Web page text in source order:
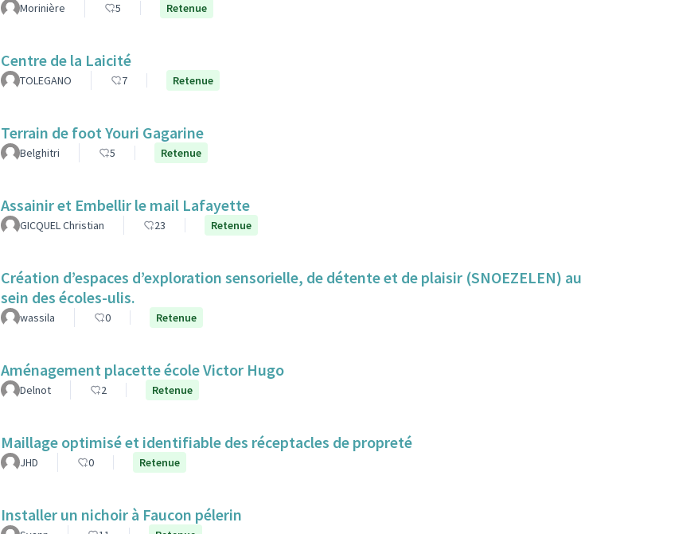
Morinière 5 Retenue
Centre de la Laicité
TOLEGANO 7 Retenue
Terrain de foot Youri Gagarine
Belghitri 5 Retenue
Assainir et Embellir le mail Lafayette
GICQUEL Christian 23 Retenue
Création d’espaces d’exploration sensorielle, de détente et de plaisir (SNOEZELEN) au
sein des écoles-ulis.
wassila 0 Retenue
Aménagement placette école Victor Hugo
Delnot 2 Retenue
Maillage optimisé et identifiable des réceptacles de propreté
JHD 0 Retenue
Installer un nichoir à Faucon pélerin